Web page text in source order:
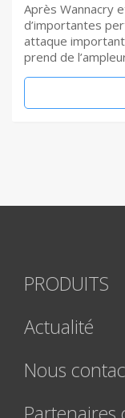
Après Wannacry
d’importantes
attaque
prend de
PRODUITS
Actualité
Nous